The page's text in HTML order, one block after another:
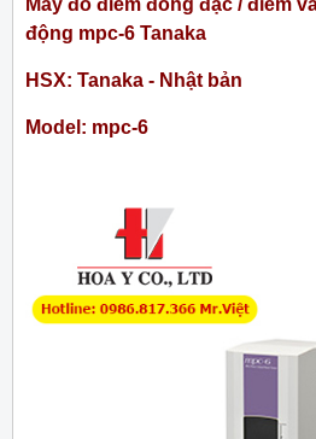
Máy đo điểm đông đặc / điểm
động mpc-6 Tanaka
HSX: Tanaka - Nhật bản
Model: mpc-6